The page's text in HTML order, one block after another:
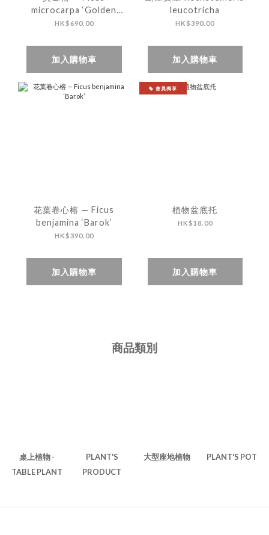
microcarpa ‘Golden
Leaves’
HK$690.00
加入購物車
leucotricha
HK$390.00
加入購物車
花葉卷心榕 — Ficus
benjamina ‘Barok’
HK$390.00
加入購物車
會員獨享
植物盆底托
HK$18.00
加入購物車
商品類別
桌上植物 -
TABLE PLANT
PLANT'S
PRODUCT
大型座地植物 PLANT'S POT